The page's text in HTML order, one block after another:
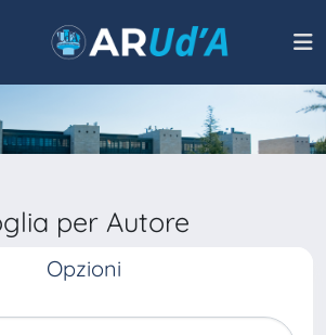
per Autore
Opzioni